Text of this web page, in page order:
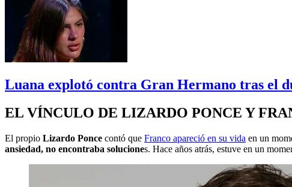
Luana explotó contra Gran Hermano tras el
EL VÍNCULO DE LIZARDO PONCE Y
El propio Lizardo Ponce contó que Franco apareció en su vida en un
ansiedad, no encontraba soluciones. Hace años atrás, estuve en un